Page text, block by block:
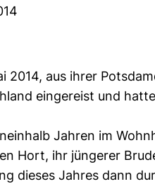
aus ihrer
eingereist und
Jahren im
Hort, ihr jüngerer
dieses Jahres dann